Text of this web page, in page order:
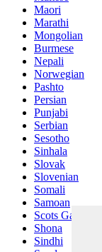
Maori
Marathi
Mongolian
Burmese
Nepali
Norwegian
Pashto
Persian
Punjabi
Serbian
Sesotho
Sinhala
Slovak
Slovenian
Somali
Samoan
Scots Gaelic
Shona
Sindhi